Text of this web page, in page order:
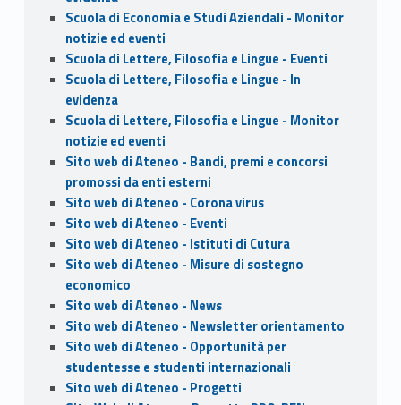
Scuola di Economia e Studi Aziendali - Monitor
notizie ed eventi
Scuola di Lettere, Filosofia e Lingue - Eventi
Scuola di Lettere, Filosofia e Lingue - In
evidenza
Scuola di Lettere, Filosofia e Lingue - Monitor
notizie ed eventi
Sito web di Ateneo - Bandi, premi e concorsi
promossi da enti esterni
Sito web di Ateneo - Corona virus
Sito web di Ateneo - Eventi
Sito web di Ateneo - Istituti di Cutura
Sito web di Ateneo - Misure di sostegno
economico
Sito web di Ateneo - News
Sito web di Ateneo - Newsletter orientamento
Sito web di Ateneo - Opportunità per
studentesse e studenti internazionali
Sito web di Ateneo - Progetti